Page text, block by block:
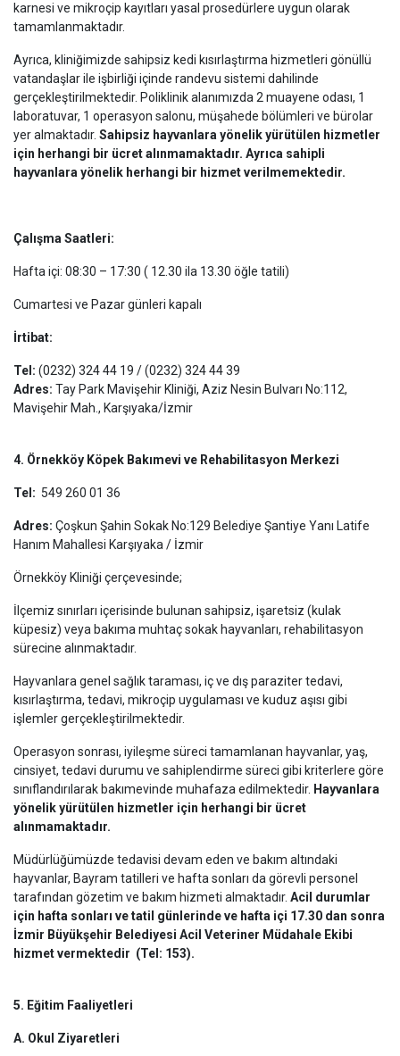
karnesi ve mikroçip kayıtları yasal prosedürlere uygun olarak
tamamlanmaktadır.
Ayrıca, kliniğimizde sahipsiz kedi kısırlaştırma hizmetleri gönüllü
vatandaşlar ile işbirliği içinde randevu sistemi dahilinde
gerçekleştirilmektedir. Poliklinik alanımızda 2 muayene odası, 1
laboratuvar, 1 operasyon salonu, müşahede bölümleri ve bürolar
yer almaktadır. Sahipsiz hayvanlara yönelik yürütülen hizmetler
için herhangi bir ücret alınmamaktadır. Ayrıca sahipli
hayvanlara yönelik herhangi bir hizmet verilmemektedir.
Çalışma Saatleri:
Hafta içi: 08:30 – 17:30 ( 12.30 ila 13.30 öğle tatili)
Cumartesi ve Pazar günleri kapalı
İrtibat:
Tel: (0232) 324 44 19 / (0232) 324 44 39
Adres: Tay Park Mavişehir Kliniği, Aziz Nesin Bulvarı No:112,
Mavişehir Mah., Karşıyaka/İzmir
4. Örnekköy Köpek Bakımevi ve Rehabilitasyon Merkezi
Tel: 549 260 01 36
Adres: Çoşkun Şahin Sokak No:129 Belediye Şantiye Yanı Latife
Hanım Mahallesi Karşıyaka / İzmir
Örnekköy Kliniği çerçevesinde;
İlçemiz sınırları içerisinde bulunan sahipsiz, işaretsiz (kulak
küpesiz) veya bakıma muhtaç sokak hayvanları, rehabilitasyon
sürecine alınmaktadır.
Hayvanlara genel sağlık taraması, iç ve dış paraziter tedavi,
kısırlaştırma, tedavi, mikroçip uygulaması ve kuduz aşısı gibi
işlemler gerçekleştirilmektedir.
Operasyon sonrası, iyileşme süreci tamamlanan hayvanlar, yaş,
cinsiyet, tedavi durumu ve sahiplendirme süreci gibi kriterlere göre
sınıflandırılarak bakımevinde muhafaza edilmektedir. Hayvanlara
yönelik yürütülen hizmetler için herhangi bir ücret
alınmamaktadır.
Müdürlüğümüzde tedavisi devam eden ve bakım altındaki
hayvanlar, Bayram tatilleri ve hafta sonları da görevli personel
tarafından gözetim ve bakım hizmeti almaktadır. Acil durumlar
için hafta sonları ve tatil günlerinde ve hafta içi 17.30 dan sonra
İzmir Büyükşehir Belediyesi Acil Veteriner Müdahale Ekibi
hizmet vermektedir (Tel: 153).
5. Eğitim Faaliyetleri
A. Okul Ziyaretleri